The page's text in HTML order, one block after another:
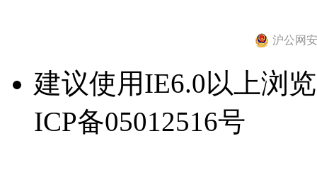
沪公网
建议使用IE6.0以上浏
ICP备05012516号